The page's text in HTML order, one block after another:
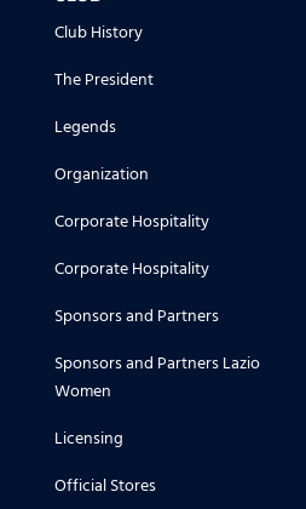
Club History
The President
Legends
Organization
Corporate Hospitality
Corporate Hospitality
Sponsors and Partners
Sponsors and Partners Lazio
Women
Licensing
Official Stores